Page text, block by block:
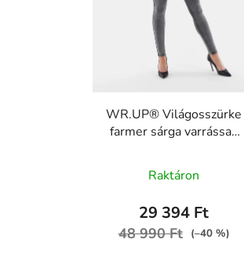
WR.UP® Világosszürke
farmer sárga varrással,
WRUP1RC012, J3Y
Raktáron
29 394 Ft
48 990 Ft (–40 %)